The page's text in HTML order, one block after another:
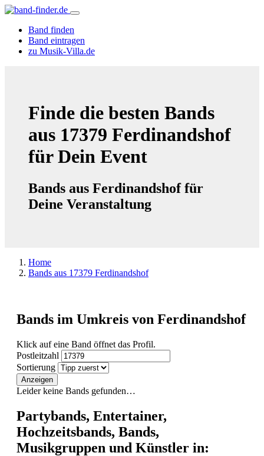
Band finden
Band eintragen
zu Musik-Villa.de
Finde die besten Bands
aus 17379 Ferdinandshof
für Dein Event
Bands aus Ferdinandshof für
Deine Veranstaltung
Home
Bands aus 17379 Ferdinandshof
Bands im Umkreis von Ferdinandshof
Klick auf eine Band öffnet das Profil.
Postleitzahl
Sortierung
Anzeigen
Leider keine Bands gefunden…
Partybands, Entertainer,
Hochzeitsbands, Bands,
Musikgruppen und Künstler in: